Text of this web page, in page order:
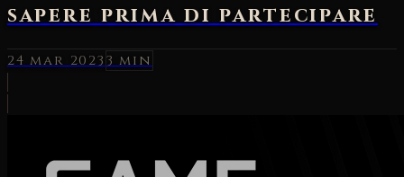
sapere prima di partecipare
24 mar 20233 min